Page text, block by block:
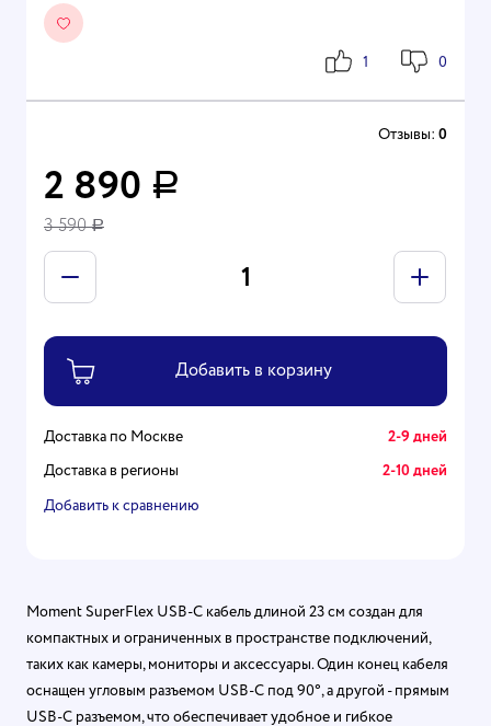
1 0
Отзывы: 0
2 890 Р
3 590Р
Доставка по Москве 2-9 дней
Доставка в регионы 2-10 дней
Добавить к сравнению
Moment SuperFlex USB-C кабель длиной 23 см создан для
компактных и ограниченных в пространстве подключений,
таких как камеры, мониторы и аксессуары. Один конец кабеля
оснащен угловым разъемом USB-C под 90°, а другой - прямым
USB-C разъемом, что обеспечивает удобное и гибкое